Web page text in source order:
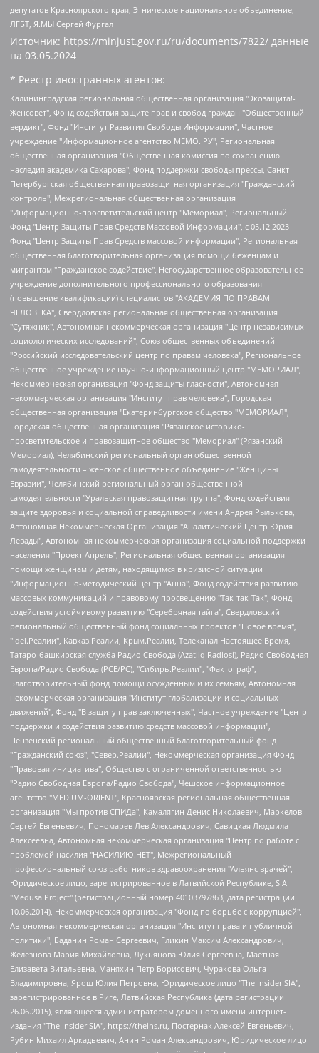
депутатов Красноярского края, Этническое национальное объединение,
ЛГБТ, Я.МЫ Сергей Фургал
Источник: https://minjust.gov.ru/ru/documents/7822/ данные
на 03.05.2024
* Реестр иностранных агентов:
Калининградская региональная общественная организация "Экозащита!-Женсовет", Фонд содействия защите прав и свобод граждан "Общественный вердикт", Фонд "Институт Развития Свободы Информации", Частное учреждение "Информационное агентство МЕМО. РУ", Региональная общественная организация "Общественная комиссия по сохранению наследия академика Сахарова", Фонд поддержки свободы прессы, Санкт-Петербургская общественная правозащитная организация "Гражданский контроль", Межрегиональная общественная организация "Информационно-просветительский центр "Мемориал", Региональный Фонд "Центр Защиты Прав Средств Массовой Информации", с 05.12.2023 Фонд "Центр Защиты Прав Средств массовой информации", Региональная общественная благотворительная организация помощи беженцам и мигрантам "Гражданское содействие", Негосударственное образовательное учреждение дополнительного профессионального образования (повышение квалификации) специалистов "АКАДЕМИЯ ПО ПРАВАМ ЧЕЛОВЕКА", Свердловская региональная общественная организация "Сутяжник", Автономная некоммерческая организация "Центр независимых социологических исследований", Союз общественных объединений "Российский исследовательский центр по правам человека", Региональное общественное учреждение научно-информационный центр "МЕМОРИАЛ", Некоммерческая организация "Фонд защиты гласности", Автономная некоммерческая организация "Институт прав человека", Городская общественная организация "Екатеринбургское общество "МЕМОРИАЛ", Городская общественная организация "Рязанское историко-просветительское и правозащитное общество "Мемориал" (Рязанский Мемориал), Челябинский региональный орган общественной самодеятельности – женское общественное объединение "Женщины Евразии", Челябинский региональный орган общественной самодеятельности "Уральская правозащитная группа", Фонд содействия защите здоровья и социальной справедливости имени Андрея Рылькова, Автономная Некоммерческая Организация "Аналитический Центр Юрия Левады", Автономная некоммерческая организация социальной поддержки населения "Проект Апрель", Региональная общественная организация помощи женщинам и детям, находящимся в кризисной ситуации "Информационно-методический центр "Анна", Фонд содействия развитию массовых коммуникаций и правовому просвещению "Так-так-Так", Фонд содействия устойчивому развитию "Серебряная тайга", Свердловский региональный общественный фонд социальных проектов "Новое время", "Idel.Реалии", Кавказ.Реалии, Крым.Реалии, Телеканал Настоящее Время, Татаро-башкирская служба Радио Свобода (Azatliq Radiosi), Радио Свободная Европа/Радио Свобода (PCE/PC), "Сибирь.Реалии", "Фактограф", Благотворительный фонд помощи осужденным и их семьям, Автономная некоммерческая организация "Институт глобализации и социальных движений", Фонд "В защиту прав заключенных", Частное учреждение "Центр поддержки и содействия развитию средств массовой информации", Пензенский региональный общественный благотворительный фонд "Гражданский союз", "Север.Реалии", Некоммерческая организация Фонд "Правовая инициатива", Общество с ограниченной ответственностью "Радио Свободная Европа/Радио Свобода", Чешское информационное агентство "MEDIUM-ORIENT", Красноярская региональная общественная организация "Мы против СПИДа", Камалягин Денис Николаевич, Маркелов Сергей Евгеньевич, Пономарев Лев Александрович, Савицкая Людмила Алексеевна, Автономная некоммерческая организация "Центр по работе с проблемой насилия "НАСИЛИЮ.НЕТ", Межрегиональный профессиональный союз работников здравоохранения "Альянс врачей", Юридическое лицо, зарегистрированное в Латвийской Республике, SIA "Medusa Project" (регистрационный номер 40103797863, дата регистрации 10.06.2014), Некоммерческая организация "Фонд по борьбе с коррупцией", Автономная некоммерческая организация "Институт права и публичной политики", Баданин Роман Сергеевич, Гликин Максим Александрович, Железнова Мария Михайловна, Лукьянова Юлия Сергеевна, Маетная Елизавета Витальевна, Маняхин Петр Борисович, Чуракова Ольга Владимировна, Ярош Юлия Петровна, Юридическое лицо "The Insider SIA", зарегистрированное в Риге, Латвийская Республика (дата регистрации 26.06.2015), являющееся администратором доменного имени интернет-издания "The Insider SIA", https://theins.ru, Постернак Алексей Евгеньевич, Рубин Михаил Аркадьевич, Анин Роман Александрович, Юридическое лицо Istories fonds, зарегистрированное в Латвийской Республике (регистрационный номер 50008295751, дата регистрации 24.02.2020), Великовский Дмитрий Александрович, Долинина Ирина Николаевна, Мароховская Алеся Алексеевна, Шлейнов Роман Юрьевич, Шмагун Олеся Валентиновна, Общество с ограниченной ответственностью "Альтаир 2021", Общество с ограниченной ответственностью "Вега 2021", Общество с ограниченной ответственностью "Главный редактор 2021", Общество с ограниченной ответственностью "Ромашки монолит", Важенков Артем Валерьевич, Ивановская областная общественная организация "Центр гендерных исследований", Гурман Юрий Альбертович, Медиапроект "ОВД-Инфо", Егоров Владимир Владимирович, Жилинский Владимир Александрович, Общество с ограниченной ответственностью "ЗП", Иванова София Юрьевна, Карезина Инна Павловна, Кильтау Екатерина Викторовна, Петров Алексей Викторович, Пискунов Сергей Евгеньевич, Смирнов Сергей Сергеевич, Тихонов Михаил Сергеевич, Общество с ограниченной ответственностью "ЖУРНАЛИСТ-ИНОСТРАННЫЙ АГЕНТ", Арапова Галина Юрьевна, Вольтская Татьяна Анатольевна, Американская компания "Mason G.E.S. Anonymous Foundation" (США), являющаяся владельцем интернет-издания https://mnews.world/, Компания "Stichting Bellingcat", зарегистрированная в Нидерландах (дата регистрации 11.07.2018), Захаров Андрей Вячеславович, Клепиковская Екатерина Дмитриевна, Общество с ограниченной ответственностью "МЕМО", Перл Роман Александрович, Симонов Евгений Алексеевич, Соловьева Елена Анатольевна, Сотников Даниил Владимирович, Сурначева Елизавета Дмитриевна, Автономная некоммерческая организация по защите прав человека и информированию населения "Якутия – Наше Мнение", Общество с ограниченной ответственностью "Москоу диджитал медиа", с 26.01.2023 Общество с ограниченной ответственностью "Чайка Белые сады", Ветошкина Валерия Валерьевна, Заговора Максим Александрович, Межрегиональное общественное движение "Российская ЛГБТ - сеть", Оленичев Максим Владимирович, Павлов Иван Юрьевич, Скворцова Елена Сергеевна, Общество с ограниченной ответственностью "Как бы инагент", Кочетков Игорь Викторович, Общество с ограниченной ответственностью "Честные выборы", Еланчик Олег Александрович, Общество с ограниченной ответственностью "Нобелевский призыв", Гималова Регина Эмилевна, Григорьев Андрей Валерьевич, Григорьева Алина Александровна, Ассоциация по содействию защите прав призывников, альтернативнослужащих и военнослужащих "Правозащитная группа "Гражданин.Армия.Право", Хисамова Регина Фаритовна, Автономная некоммерческая организация по реализации социально-правовых программ "Лилит", Дальневосточное общественное движение "Маяк", Санкт-Петербургская ЛГБТ-инициативная группа "Выход", Инициативная группа ЛГБТ+ "Реверс", Алексеев Андрей Викторович, Бекбулатова Таисия Львовна, Беляев Иван Михайлович, Владыкина Елена Сергеевна, Гельман Марат Александрович, Никульшина Вероника Юрьевна, Толоконникова Надежда Андреевна, Шендерович Виктор Анатольевич, Общество с ограниченной ответственностью "Данное сообщение", Общество с ограниченной ответственностью Издательский дом "Новая глава", Айнбиндер Александра Александровна, Московский комьюнити-центр для ЛГБТ+инициатив, Благотворительный фонд развития филантропии, Deutsche Welle (Германия, Kurt-Schumacher-Strasse 3, 53113 Bonn), Борзунова Мария Михайловна, Воробьев Виктор Викторович, Голубева Анна Львовна, Константинова Алла Михайловна, Малкова Ирина Владимировна, Мурадов Мурад Абдулгалимович, Осетинская Елизавета Николаевна, Понасенков Евгений Николаевич, Ганапольский Матвей Юрьевич, Киселев Евгений Алексеевич, Борухович Ирина Григорьевна, Дремин Иван Тимофеевич, Дубровский Дмитрий Викторович, Красноярская региональная общественная организация поддержки и развития альтернативных образовательных технологий и межкультурных коммуникаций "ИНТЕРРА", Маяковская Екатерина Алексеевна, Фейгин Марк Захарович, Филимонов Андрей Викторович, Дзугкоева Регина Николаевна, Доброхотов Роман Александрович, Дудь Юрий Александрович, Елкин Сергей Владимирович, Кругликов Кирилл Игоревич, Сабунаева Мария Леонидовна, Семенов Алексей Владимирович, Шаинян Карен Багратович, Шульман Екатерина Михайловна, Асафьев Артур Валерьевич, Вахштайн Виктор Семенович, Венедиктов Алексей Алексеевич, Лушникова Екатерина Евгеньевна, Волков Леонид Михайлович, Невзоров Александр Глебович, Пархоменко Сергей Борисович, Сироткин Ярослав Николаевич, Кара-Мурза Владимир Владимирович, Баранова Наталья Владимировна, Гозман Леонид Яковлевич, Кагарлицкий Борис Юльевич, Климарев Михаил Валерьевич, Милов Владимир Станиславович, Автономная некоммерческая организация Краснодарский центр современного искусства "Типография", Моргенштерн Алишер Тагирович, Соболь Любовь Эдуардовна, Общество с ограниченной ответственностью "ЛИЗА НОРМ", Каспаров Гарри Кимович, Ходорковский Михаил Борисович, Общество с ограниченной ответственностью "Апрельские тезисы", Данилович Ирина Брониславовна, Кашин Олег Владимирович, Петров Николай Владимирович, Пивоваров Алексей Владимирович, Соколов Михаил Владимирович, Цветкова Юлия Владимировна, Чичваркин Евгений Александрович, Комитет против пыток/Команда против пыток, Общество с ограниченной ответственностью "Первый научный", Общество с ограниченной ответственностью "Вертолет и ко", Белоцерковская Вероника Борисовна, Кац Максим Евгеньевич, Лазарева Татьяна Юрьевна, Шаведдинов Руслан Табризович, Яшин Илья Валерьевич, Общество с ограниченной ответственностью "Иноагент ААВ", Алешковский Дмитрий Петрович, Альбац Евгения Марковна, Быков Дмитрий Львович, Галямина Юлия Евгеньевна, Лойко Сергей Леонидович, Мартынов Кирилл Константинович, Медведев Сергей Александрович, Крашенинников Федор Геннадиевич, Гордеева Катерина Вл